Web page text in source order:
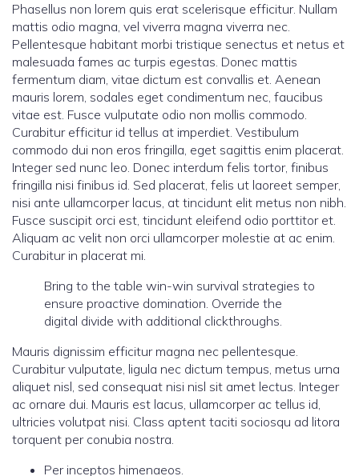
Phasellus non lorem quis erat scelerisque efficitur. Nullam
mattis odio magna, vel viverra magna viverra nec.
Pellentesque habitant morbi tristique senectus et netus et
malesuada fames ac turpis egestas. Donec mattis
fermentum diam, vitae dictum est convallis et. Aenean
mauris lorem, sodales eget condimentum nec, faucibus
vitae est. Fusce vulputate odio non mollis commodo.
Curabitur efficitur id tellus at imperdiet. Vestibulum
commodo dui non eros fringilla, eget sagittis enim placerat.
Integer sed nunc leo. Donec interdum felis tortor, finibus
fringilla nisi finibus id. Sed placerat, felis ut laoreet semper,
nisi ante ullamcorper lacus, at tincidunt elit metus non nibh.
Fusce suscipit orci est, tincidunt eleifend odio porttitor et.
Aliquam ac velit non orci ullamcorper molestie at ac enim.
Curabitur in placerat mi.
Bring to the table win-win survival strategies to
ensure proactive domination. Override the
digital divide with additional clickthroughs.
Mauris dignissim efficitur magna nec pellentesque.
Curabitur vulputate, ligula nec dictum tempus, metus urna
aliquet nisl, sed consequat nisi nisl sit amet lectus. Integer
ac ornare dui. Mauris est lacus, ullamcorper ac tellus id,
ultricies volutpat nisi. Class aptent taciti sociosqu ad litora
torquent per conubia nostra.
Per inceptos himenaeos.